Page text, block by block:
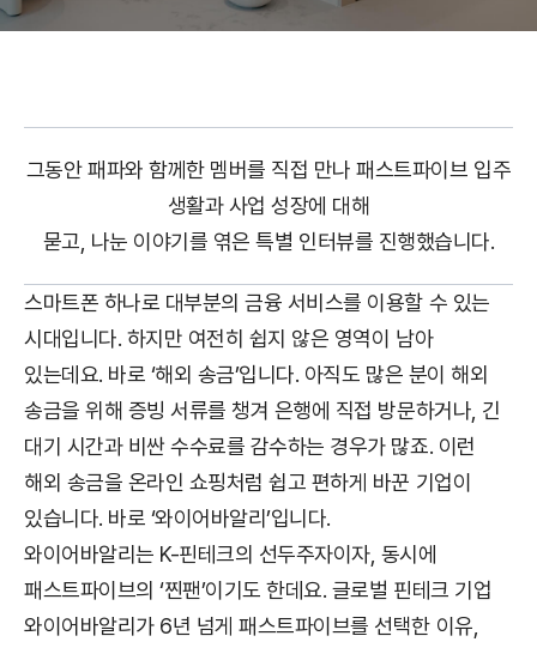
그동안 패파와 함께한 멤버를 직접 만나 패스트파이브 입주
생활과 사업 성장에 대해
묻고, 나눈 이야기를 엮은 특별 인터뷰를 진행했습니다.
스마트폰 하나로 대부분의 금융 서비스를 이용할 수 있는
시대입니다. 하지만 여전히 쉽지 않은 영역이 남아
있는데요. 바로 ‘해외 송금’입니다. 아직도 많은 분이 해외
송금을 위해 증빙 서류를 챙겨 은행에 직접 방문하거나, 긴
대기 시간과 비싼 수수료를 감수하는 경우가 많죠. 이런
해외 송금을 온라인 쇼핑처럼 쉽고 편하게 바꾼 기업이
있습니다. 바로 ‘와이어바알리’입니다.
와이어바알리는 K-핀테크의 선두주자이자, 동시에
패스트파이브의 ‘찐팬’이기도 한데요. 글로벌 핀테크 기업
와이어바알리가 6년 넘게 패스트파이브를 선택한 이유,